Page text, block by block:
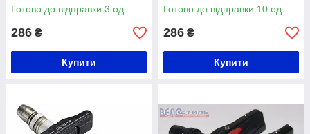
Готово до відправки 3 од.
286 ₴
Купити
DIY
Готово до відправки 10 од.
286 ₴
Купити